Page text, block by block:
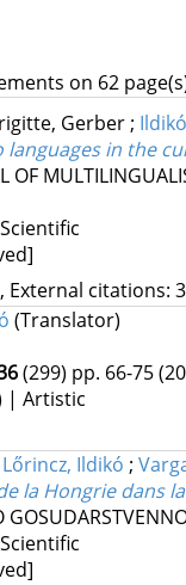
on 62
Gerber;
in the
OF
citations:
(Translator)
(299) pp. 66-75
| Artistic
Lőrincz, Ildikó ;
la Hongrie dans